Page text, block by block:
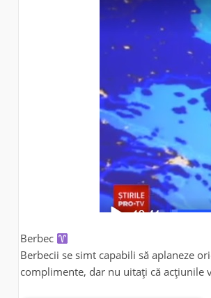
Berbec
Berbecii se simt capabili să aplaneze
complimente, dar nu uitați că acțiunile